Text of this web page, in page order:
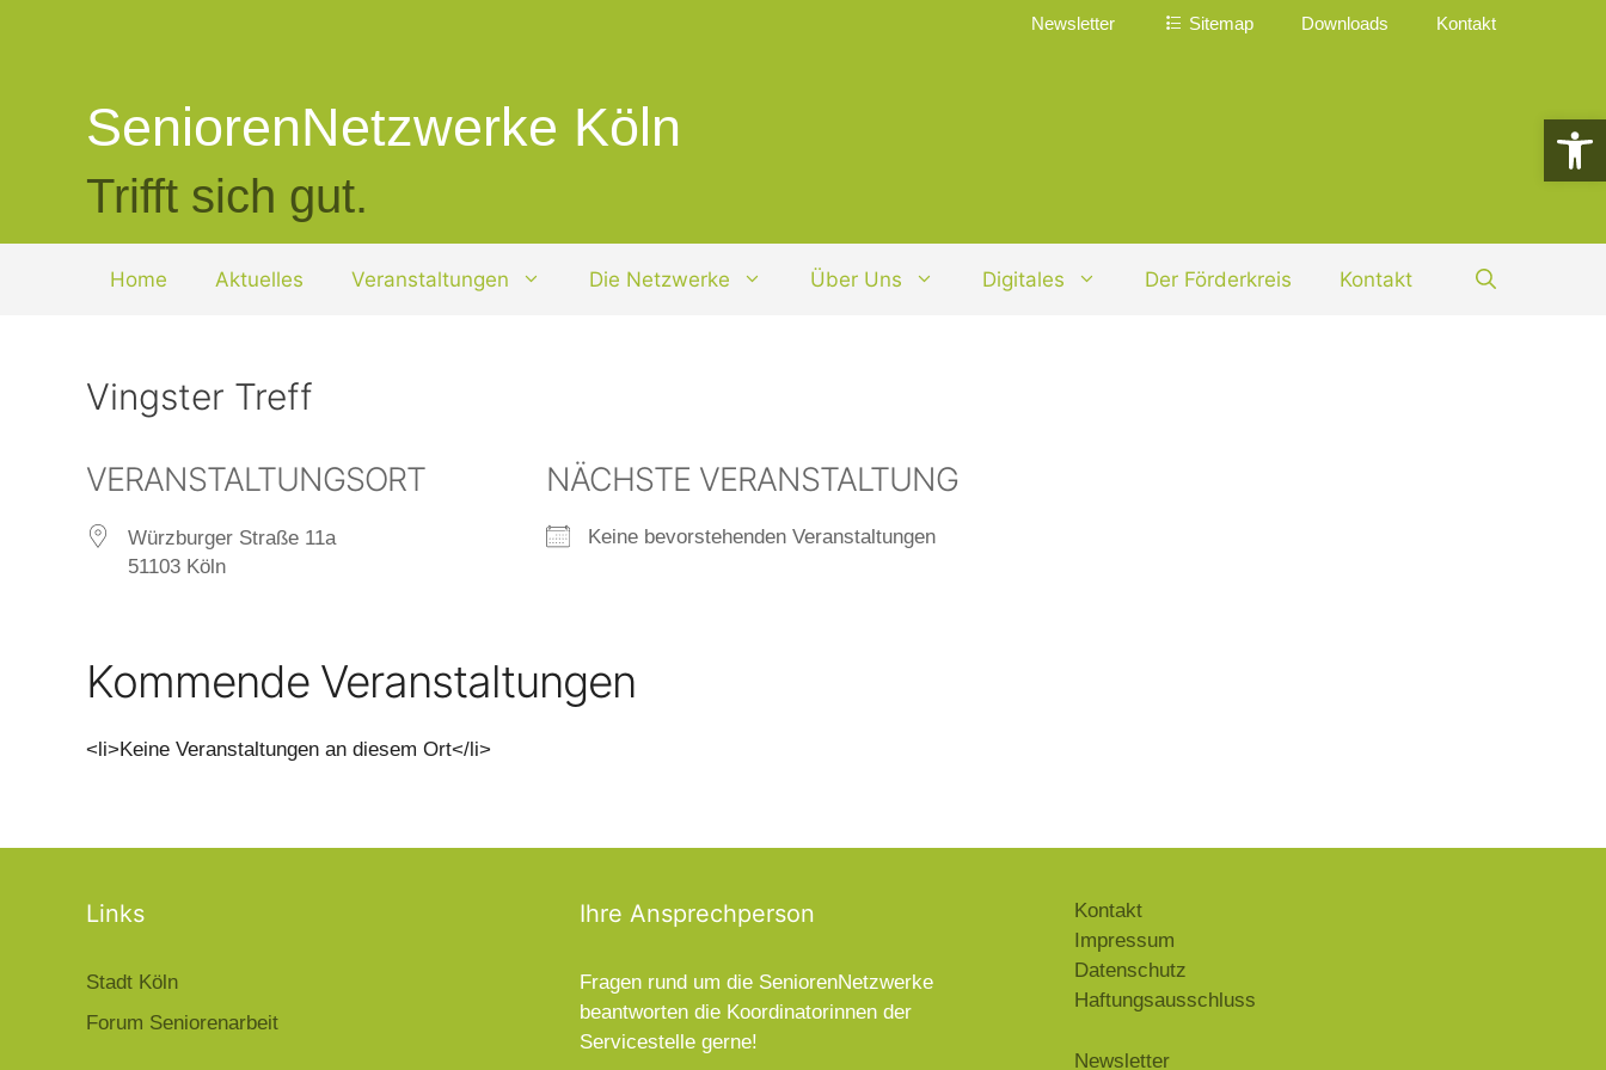
Newsletter Sitemap Downloads Kontakt
SeniorenNetzwerke Köln
Trifft sich gut.
Home Aktuelles Veranstaltungen Die Netzwerke Über Uns Digitales Der Förderkreis Kontakt
Vingster Treff
VERANSTALTUNGSORT
Würzburger Straße 11a
51103 Köln
NÄCHSTE VERANSTALTUNG
Keine bevorstehenden Veranstaltungen
Kommende Veranstaltungen
<li>Keine Veranstaltungen an diesem Ort</li>
Links
Stadt Köln
Forum Seniorenarbeit
Ihre Ansprechperson
Fragen rund um die SeniorenNetzwerke
beantworten die Koordinatorinnen der
Servicestelle gerne!
Kontakt
Impressum
Datenschutz
Haftungsausschluss
Newsletter